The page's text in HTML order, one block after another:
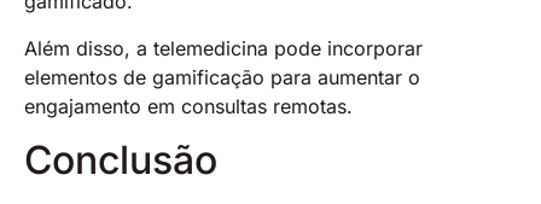
Além disso, a telemedicina pode incorporar
elementos de gamificação para aumentar o
engajamento em consultas remotas.
Conclusão